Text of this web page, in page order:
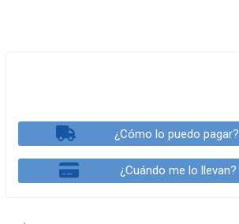
¿Cómo lo puedo pagar?
¿Cuándo me lo llevan?